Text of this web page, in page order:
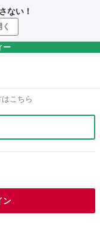
ない！
ー
こちら
ン